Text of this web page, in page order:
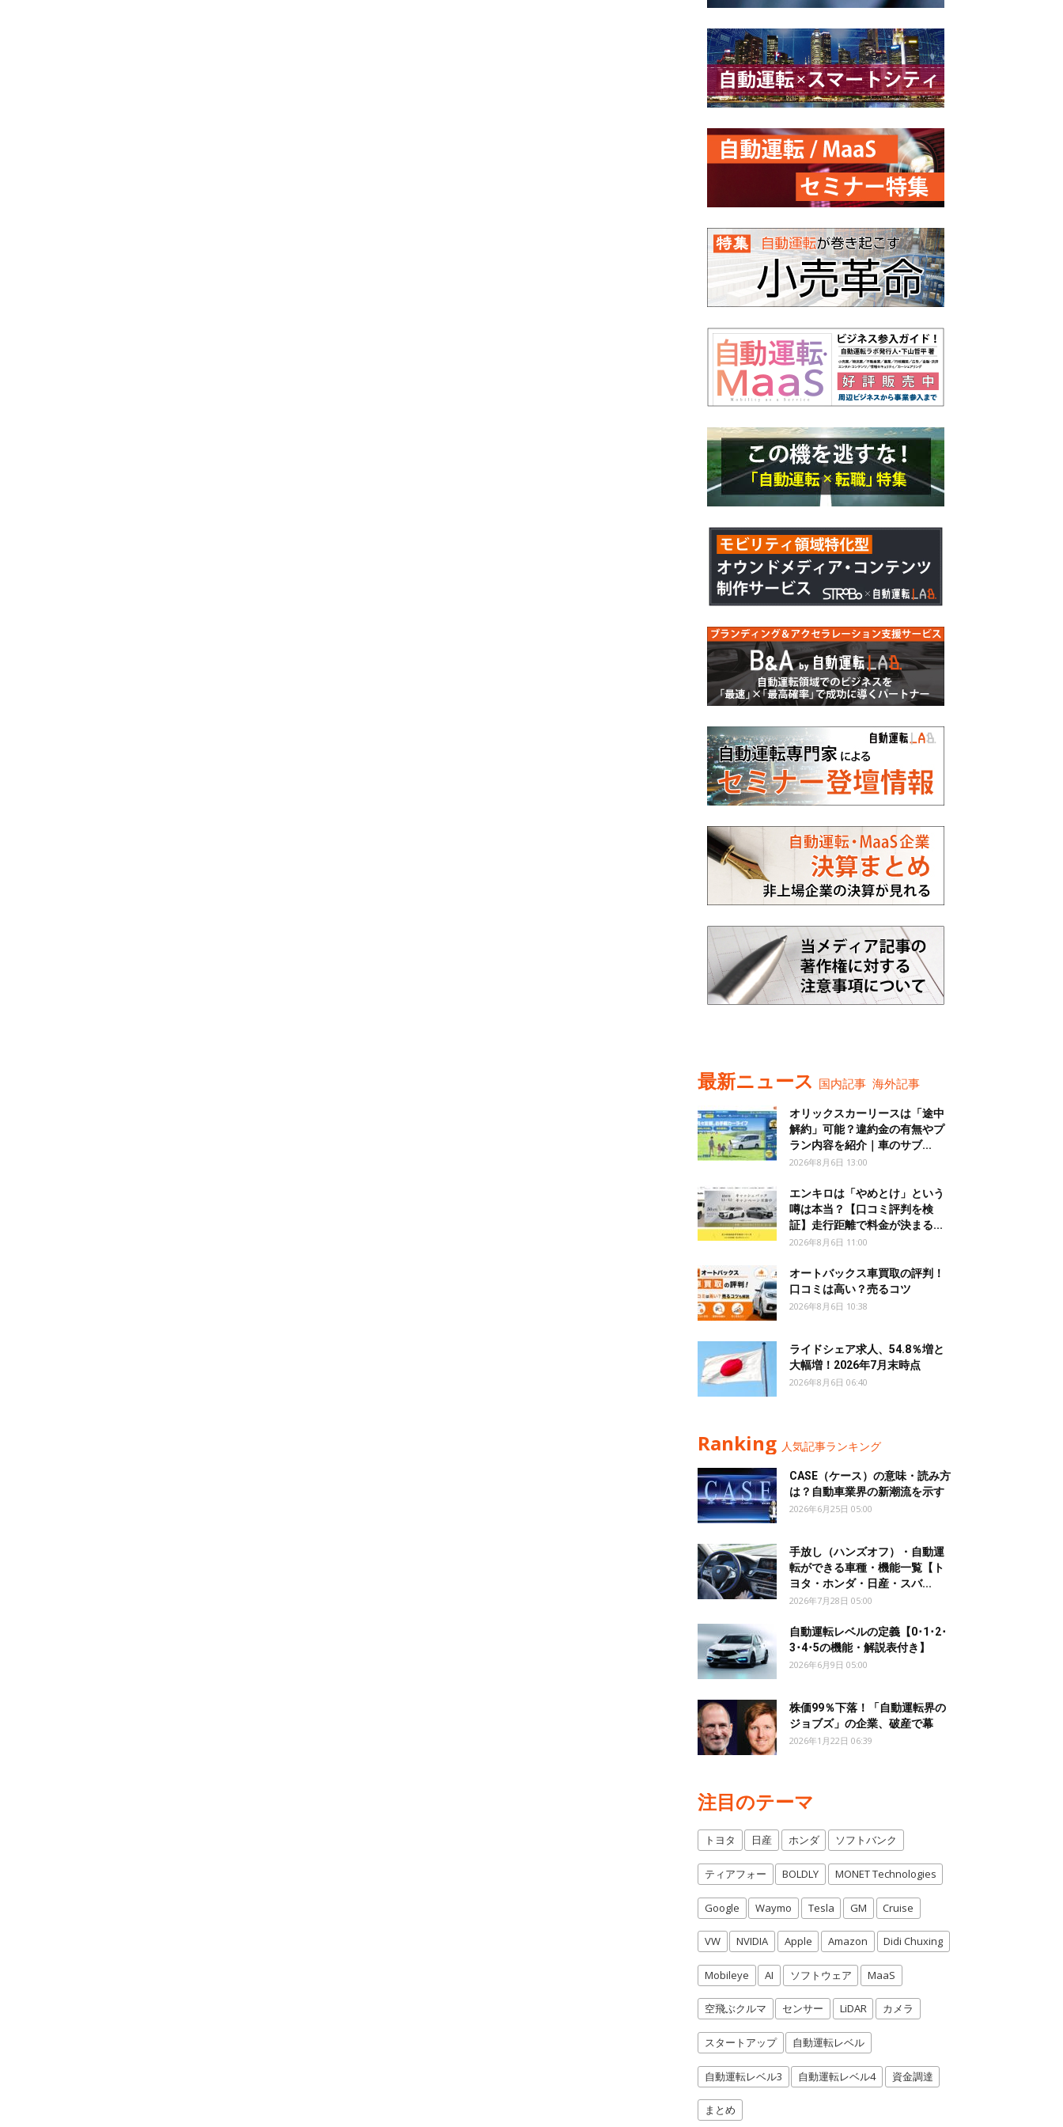
最新ニュース 国内記事 海外記事
オリックスカーリースは「途中
解約」可能？違約金の有無やプ
ラン内容を紹介｜車のサブ...
2026年8月6日 13:00
エンキロは「やめとけ」という
噂は本当？【口コミ評判を検
証】走行距離で料金が決まる...
2026年8月6日 11:00
オートバックス車買取の評判！
口コミは高い？売るコツ
2026年8月6日 10:38
ライドシェア求人、54.8％増と
大幅増！2026年7月末時点
2026年8月6日 06:40
Ranking 人気記事ランキング
CASE（ケース）の意味・読み方
は？自動車業界の新潮流を示す
2026年6月25日 05:00
手放し（ハンズオフ）・自動運
転ができる車種・機能一覧【ト
ヨタ・ホンダ・日産・スバ...
2026年7月28日 05:00
自動運転レベルの定義【0･1･2･
3･4･5の機能・解説表付き】
2026年6月9日 05:00
株価99％下落！「自動運転界の
ジョブズ」の企業、破産で幕
2026年1月22日 06:39
注目のテーマ
トヨタ 日産 ホンダ ソフトバンク
ティアフォー BOLDLY MONET Technologies
Google Waymo Tesla GM Cruise
VW NVIDIA Apple Amazon Didi Chuxing
Mobileye AI ソフトウェア MaaS
空飛ぶクルマ センサー LiDAR カメラ
スタートアップ 自動運転レベル
自動運転レベル3 自動運転レベル4 資金調達
まとめ